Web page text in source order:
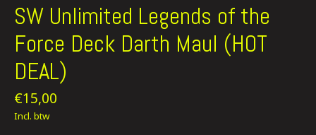
SW Unlimited Legends of the
Force Deck Darth Maul (HOT
DEAL)
€15,00
Incl. btw